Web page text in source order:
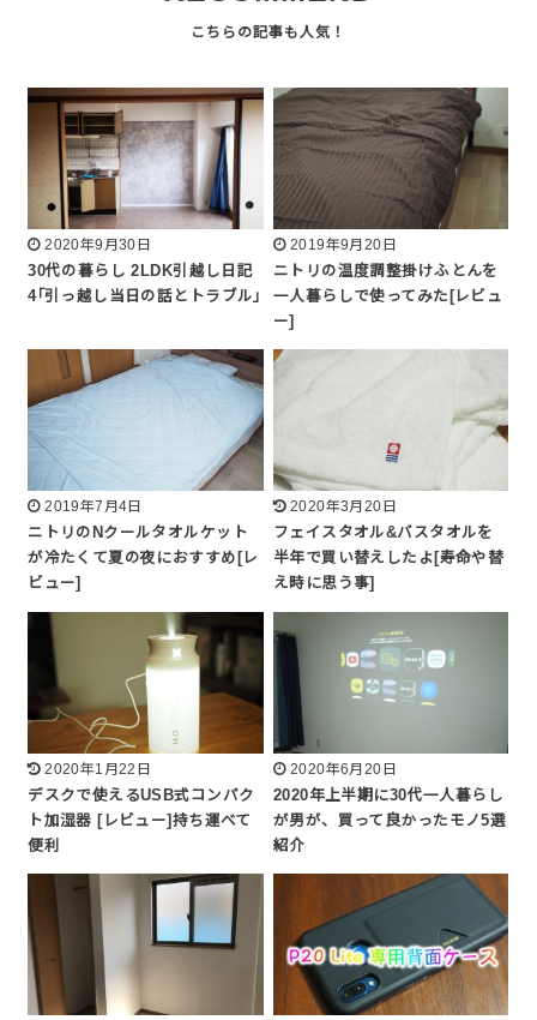
2020年9月30日
30代の暮らし 2LDK引越し日記
4｢引っ越し当日の話とトラブル｣
2019年9月20日
ニトリの温度調整掛けふとんを
一人暮らしで使ってみた[レビュ
ー]
2019年7月4日
ニトリのNクールタオルケット
が冷たくて夏の夜におすすめ[レ
ビュー]
2020年3月20日
フェイスタオル&バスタオルを
半年で買い替えしたよ[寿命や替
え時に思う事]
2020年1月22日
デスクで使えるUSB式コンパク
ト加湿器 [レビュー]持ち運べて
便利
2020年6月20日
2020年上半期に30代一人暮らし
が男が、買って良かったモノ5選
紹介